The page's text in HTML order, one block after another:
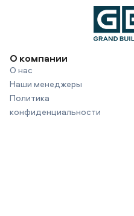
О компании
О нас
Наши менеджеры
Политика
конфиденциальности